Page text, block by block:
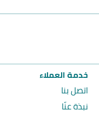
خدمة العملاء
اتصل بنا
نبذة عنّا